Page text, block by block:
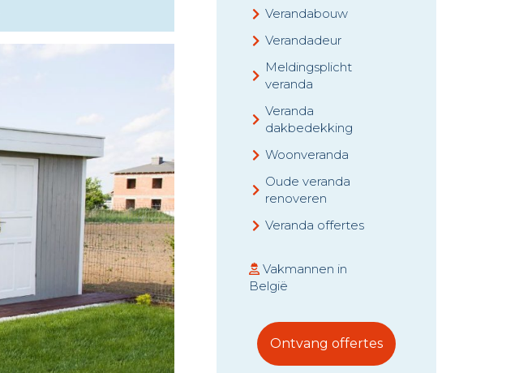
Verandabouw
Verandadeur
Meldingsplicht
veranda
Veranda
dakbedekking
Woonveranda
Oude veranda
renoveren
Veranda offertes
Vakmannen in
België
Ontvang offertes